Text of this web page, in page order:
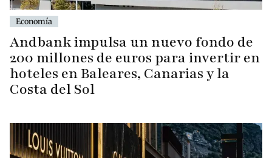
Economía
Andbank impulsa un nuevo fondo de
200 millones de euros para invertir en
hoteles en Baleares, Canarias y la
Costa del Sol